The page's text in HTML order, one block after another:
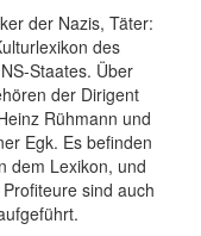
der Nazis, Täter:
des
Staates. Über
der Dirigent
Rühmann und
Egk. Es befinden
dem Lexikon, und
sind auch